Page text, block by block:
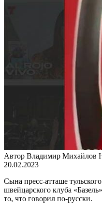
Автор Владимир Михайлов
20.02.2023
Сына пресс-атташе
швейцарского клуба
то, что говорил по-русски.